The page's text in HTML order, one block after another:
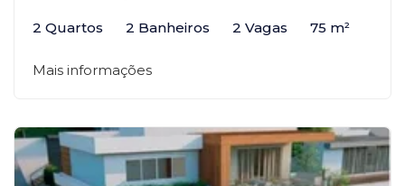
2 Quartos 2 Banheiros 2 Vagas 75 m²
Mais informações